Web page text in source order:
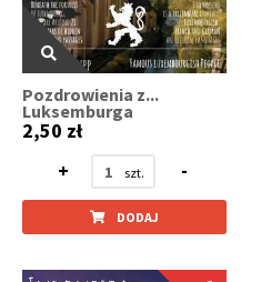
Pozdrowienia z...
Luksemburga
2,50 zł
+
-
DODAJ